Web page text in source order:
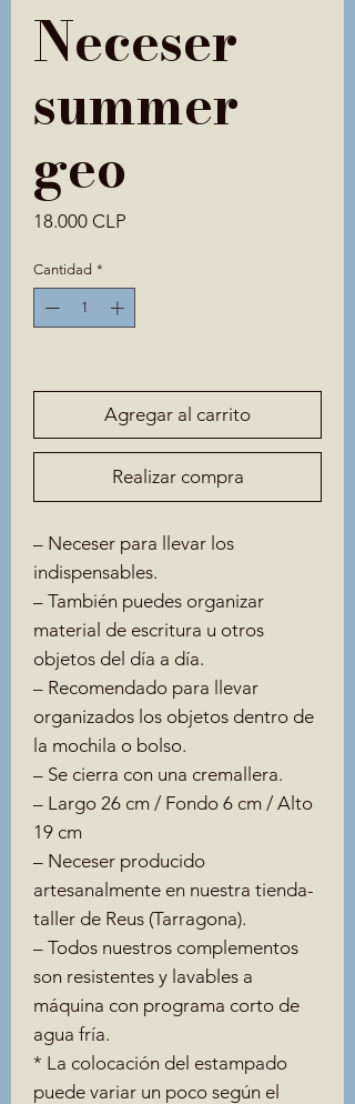
Neceser
summer
geo
18.000 CLP
Cantidad *
Agregar al carrito
Realizar compra
– Neceser para llevar los
indispensables.
– También puedes organizar
material de escritura u otros
objetos del día a día.
– Recomendado para llevar
organizados los objetos dentro de
la mochila o bolso.
– Se cierra con una cremallera.
– Largo 26 cm / Fondo 6 cm / Alto
19 cm
– Neceser producido
artesanalmente en nuestra tienda-
taller de Reus (Tarragona).
– Todos nuestros complementos
son resistentes y lavables a
máquina con programa corto de
agua fría.
* La colocación del estampado
puede variar un poco según el